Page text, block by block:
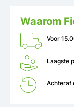
Waarom
Voor
Laagste
Achteraf